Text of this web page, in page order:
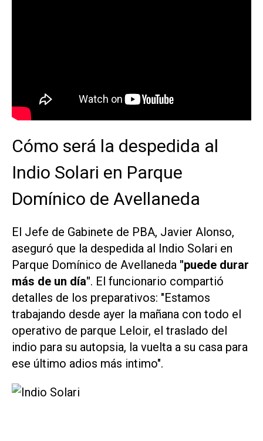
Cómo será la despedida al
Indio Solari en Parque
Domínico de Avellaneda
El Jefe de Gabinete de PBA, Javier Alonso,
aseguró que la despedida al Indio Solari en
Parque Domínico de Avellaneda "puede durar
más de un día". El funcionario compartió
detalles de los preparativos: "Estamos
trabajando desde ayer la mañana con todo el
operativo de parque Leloir, el traslado del
indio para su autopsia, la vuelta a su casa para
ese último adios más intimo".